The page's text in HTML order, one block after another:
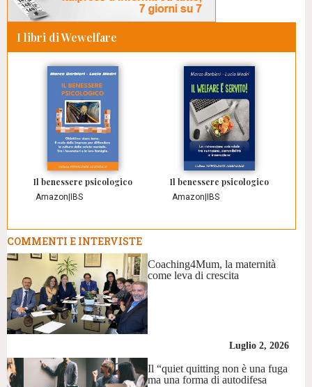
I libri di Wewelfare
Il benessere psicologico
Amazon IBS
Il benessere psicologico
Amazon IBS
COMMENTI E INTERVISTE
Coaching4Mum, la maternità
come leva di crescita
Luglio 2, 2026
Il “quiet quitting non è una fuga
ma una forma di autodifesa